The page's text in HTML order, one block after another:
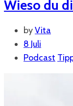
Wieso du
byVita
8 Juli
Podcast